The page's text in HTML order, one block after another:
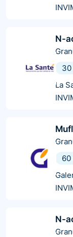
N-
30
La
60
N-